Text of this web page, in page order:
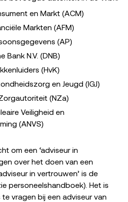
en Markt (ACM)
Markten (AFM)
(AP)
Bank N.V. (DNB)
(HvK)
en Jeugd (IGJ)
(NZa)
Veiligheid en
(ANVS)
om een ‘adviseur in
over het doen van een
in vertrouwen’ is de
personeelshandboek). Het is
vragen bij een adviseur van